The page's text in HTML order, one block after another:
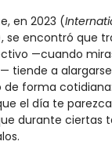
en 2023 (
se encontró que
—cuando
tiende a
de forma
el día te
durante ciertas